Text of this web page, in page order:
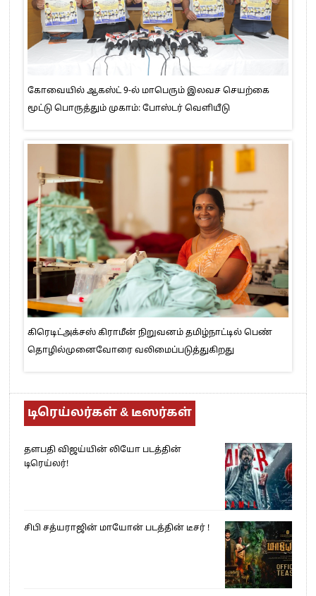
கோவையில் ஆகஸ்ட் 9-ல் மாபெரும் இலவச செயற்கை
மூட்டு பொருத்தும் முகாம்: போஸ்டர் வெளியீடு
கிரெடிட்அக்சஸ் கிராமீன் நிறுவனம் தமிழ்நாட்டில் பெண்
தொழில்முனைவோரை வலிமைப்படுத்துகிறது
டிரெய்லர்கள் & டீஸர்கள்
தளபதி விஜய்யின் லியோ படத்தின்
டிரெய்லர்!
சிபி சத்யராஜின் மாயோன் படத்தின் டீசர் !